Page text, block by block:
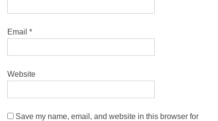
Email *
Website
Save my name, email, and website in this browser for